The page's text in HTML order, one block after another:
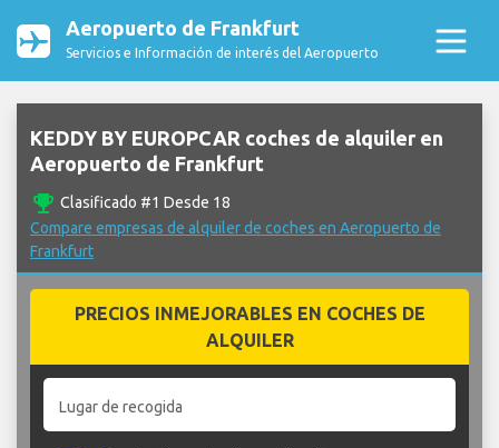
Aeropuerto de Frankfurt
Servicios e Información de interés del Aeropuerto
KEDDY BY EUROPCAR coches de alquiler en
Aeropuerto de Frankfurt
emoji_events Clasificado #1 Desde 18
Compare empresas de alquiler de coches en Aeropuerto de
Frankfurt
PRECIOS INMEJORABLES EN COCHES DE
ALQUILER
Lugar de recogida